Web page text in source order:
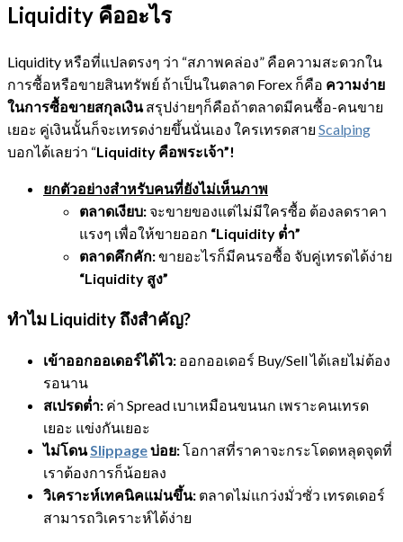
Liquidity คืออะไร
Liquidity หรือที่แปลตรงๆ ว่า “สภาพคล่อง” คือความสะดวกใน
การซื้อหรือขายสินทรัพย์ ถ้าเป็นในตลาด Forex ก็คือ ความง่าย
ในการซื้อขายสกุลเงินสรุปง่ายๆก็คือถ้าตลาดมีคนซื้อ-คนขาย
เยอะ คู่เงินนั้นก็จะเทรดง่ายขึ้นนั่นเอง ใครเทรดสาย Scalping
บอกได้เลยว่า “Liquidity คือพระเจ้า”!
ยกตัวอย่างสำหรับคนที่ยังไม่เห็นภาพ
ตลาดเงียบ: จะขายของแต่ไม่มีใครซื้อ ต้องลดราคา
แรงๆ เพื่อให้ขายออก “Liquidity ต่ำ”
ตลาดคึกคัก:ขายอะไรก็มีคนรอซื้อ จับคู่เทรดได้ง่าย
“Liquidity สูง”
ทำไม Liquidity ถึงสำคัญ?
เข้าออกออเดอร์ได้ไว: ออกออเดอร์ Buy/Sell ได้เลยไม่ต้อง
รอนาน
สเปรดต่ำ: ค่า Spread เบาเหมือนขนนก เพราะคนเทรด
เยอะ แข่งกันเยอะ
ไม่โดนSlippageบ่อย:โอกาสที่ราคาจะกระโดดหลุดจุดที่
เราต้องการก็น้อยลง
วิเคราะห์เทคนิคแม่นขึ้น: ตลาดไม่แกว่งมั่วซั่ว เทรดเดอร์
สามารถวิเคราะห์ได้ง่าย